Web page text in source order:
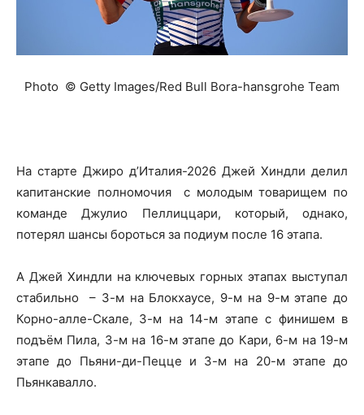
Photo © Getty Images/Red Bull Bora-hansgrohe Team
На старте Джиро д’Италия-2026 Джей Хиндли делил
капитанские полномочия с молодым товарищем по
команде Джулио Пеллиццари, который, однако,
потерял шансы бороться за подиум после 16 этапа.
А Джей Хиндли на ключевых горных этапах выступал
стабильно – 3-м на Блокхаусе, 9-м на 9-м этапе до
Корно-алле-Скале, 3-м на 14-м этапе с финишем в
подъём Пила, 3-м на 16-м этапе до Кари, 6-м на 19-м
этапе до Пьяни-ди-Пецце и 3-м на 20-м этапе до
Пьянкавалло.